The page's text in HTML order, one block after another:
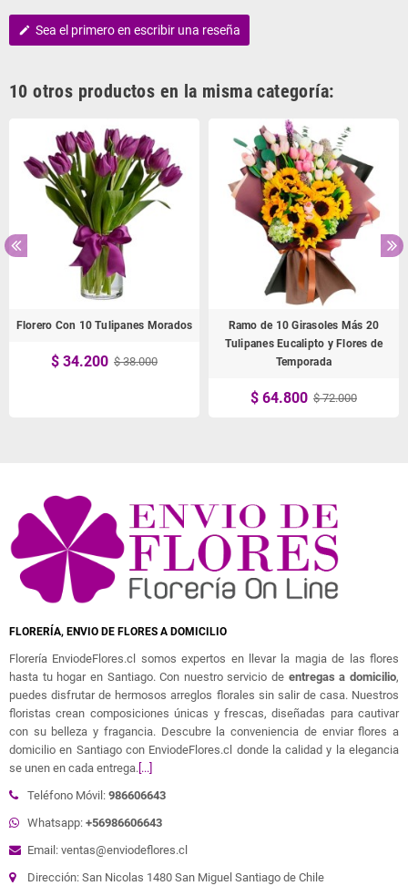
edit Sea el primero en escribir una reseña
10 otros productos en la misma categoría:
Florero Con 10 Tulipanes Morados
$ 34.200 $ 38.000
Ramo de 10 Girasoles Más 20
Tulipanes Eucalipto y Flores de
Temporada
$ 64.800 $ 72.000
FLORERÍA, ENVIO DE FLORES A DOMICILIO
Florería EnviodeFlores.cl somos expertos en llevar la magia de las flores
hasta tu hogar en Santiago. Con nuestro servicio de entregas a domicilio,
puedes disfrutar de hermosos arreglos florales sin salir de casa. Nuestros
floristas crean composiciones únicas y frescas, diseñadas para cautivar
con su belleza y fragancia. Descubre la conveniencia de enviar flores a
domicilio en Santiago con EnviodeFlores.cl donde la calidad y la elegancia
se unen en cada entrega. [...]
Teléfono Móvil: 986606643
Whatsapp: +56986606643
Email: ventas@enviodeflores.cl
Dirección: San Nicolas 1480 San Miguel Santiago de Chile